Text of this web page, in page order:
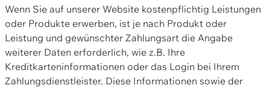
Wenn Sie auf unserer Website kostenpflichtig Leistungen
oder Produkte erwerben, ist je nach Produkt oder
Leistung und gewünschter Zahlungsart die Angabe
weiterer Daten erforderlich, wie z.B. Ihre
Kreditkarteninformationen oder das Login bei Ihrem
Zahlungsdienstleister. Diese Informationen sowie der